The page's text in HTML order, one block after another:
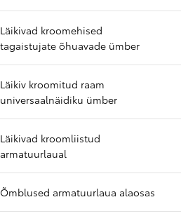
Läikivad kroomehised
tagaistujate õhuavade ümber
Läikiv kroomitud raam
universaalnäidiku ümber
Läikivad kroomliistud
armatuurlaual
Õmblused armatuurlaua alaosas